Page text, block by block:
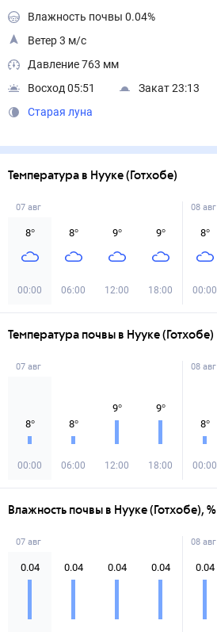
Влажность почвы 0.04%
Ветер 3 м/с
Давление 763 мм
Восход 05:51
Закат 23:13
Старая луна
Температура в Нууке (Готхобе)
07 авг
8°
00:00
8°
06:00
9°
12:00
9°
18:00
08 авг
8°
00:00
Температура почвы в Нууке (Готхобе)
07 авг
8°
00:00
8°
06:00
9°
12:00
9°
18:00
08 авг
8°
00:00
Влажность почвы в Нууке (Готхобе), %
07 авг
0.04 0.04 0.04 0.04
08 авг
0.04